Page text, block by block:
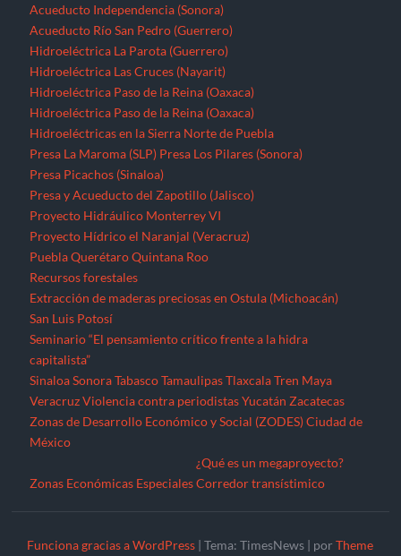
Acueducto Independencia (Sonora)
Acueducto Río San Pedro (Guerrero)
Hidroeléctrica La Parota (Guerrero)
Hidroeléctrica Las Cruces (Nayarit)
Hidroeléctrica Paso de la Reina (Oaxaca)
Hidroeléctrica Paso de la Reina (Oaxaca)
Hidroeléctricas en la Sierra Norte de Puebla
Presa La Maroma (SLP) Presa Los Pilares (Sonora)
Presa Picachos (Sinaloa)
Presa y Acueducto del Zapotillo (Jalisco)
Proyecto Hidráulico Monterrey VI
Proyecto Hídrico el Naranjal (Veracruz)
Puebla Querétaro Quintana Roo
Recursos forestales
Extracción de maderas preciosas en Ostula (Michoacán)
San Luis Potosí
Seminario “El pensamiento crítico frente a la hidra
capitalista”
Sinaloa Sonora Tabasco Tamaulipas Tlaxcala Tren Maya
Veracruz Violencia contra periodistas Yucatán Zacatecas
Zonas de Desarrollo Económico y Social (ZODES) Ciudad de
México
Zonas Económicas Especiales
¿Qué es un megaproyecto?
Corredor transístimico
Funciona gracias a WordPress |Tema: TimesNews | porTheme